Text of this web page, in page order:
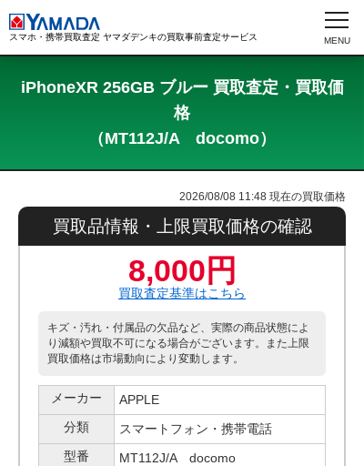
スマホ・携帯買取査定 ヤマダデンキの買取事前査定サービス
iPhoneXR 256GB ブルー 買取査定・買取価
格
（MT112J/A docomo）
2026/08/08 11:48 現在の買取価格
買取品情報・上限買取価格の確認
8,000円
買取査定基準はこちら
キズ・汚れ・付属品の欠品など、実際の商品状態によ
り減額や買取不可になる場合がございます。また上限
買取価格は市場動向により変動します。
メーカー
APPLE
分類
スマートフォン・携帯電話
型番
MT112J/A docomo